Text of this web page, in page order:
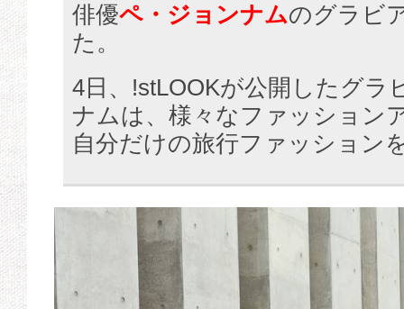
俳優ペ・ジョンナムのグラビ
た。
4日、!stLOOKが公開したグラ
ナムは、様々なファッション
自分だけの旅行ファッション